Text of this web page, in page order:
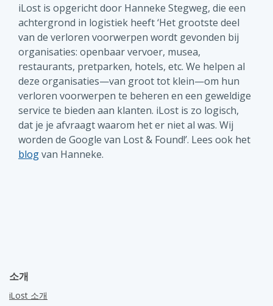
iLost is opgericht door Hanneke Stegweg, die een
achtergrond in logistiek heeft ‘Het grootste deel
van de verloren voorwerpen wordt gevonden bij
organisaties: openbaar vervoer, musea,
restaurants, pretparken, hotels, etc. We helpen al
deze organisaties—van groot tot klein—om hun
verloren voorwerpen te beheren en een geweldige
service te bieden aan klanten. iLost is zo logisch,
dat je je afvraagt waarom het er niet al was. Wij
worden de Google van Lost & Found!’. Lees ook het
blogvan Hanneke.
소개
iLost 소개